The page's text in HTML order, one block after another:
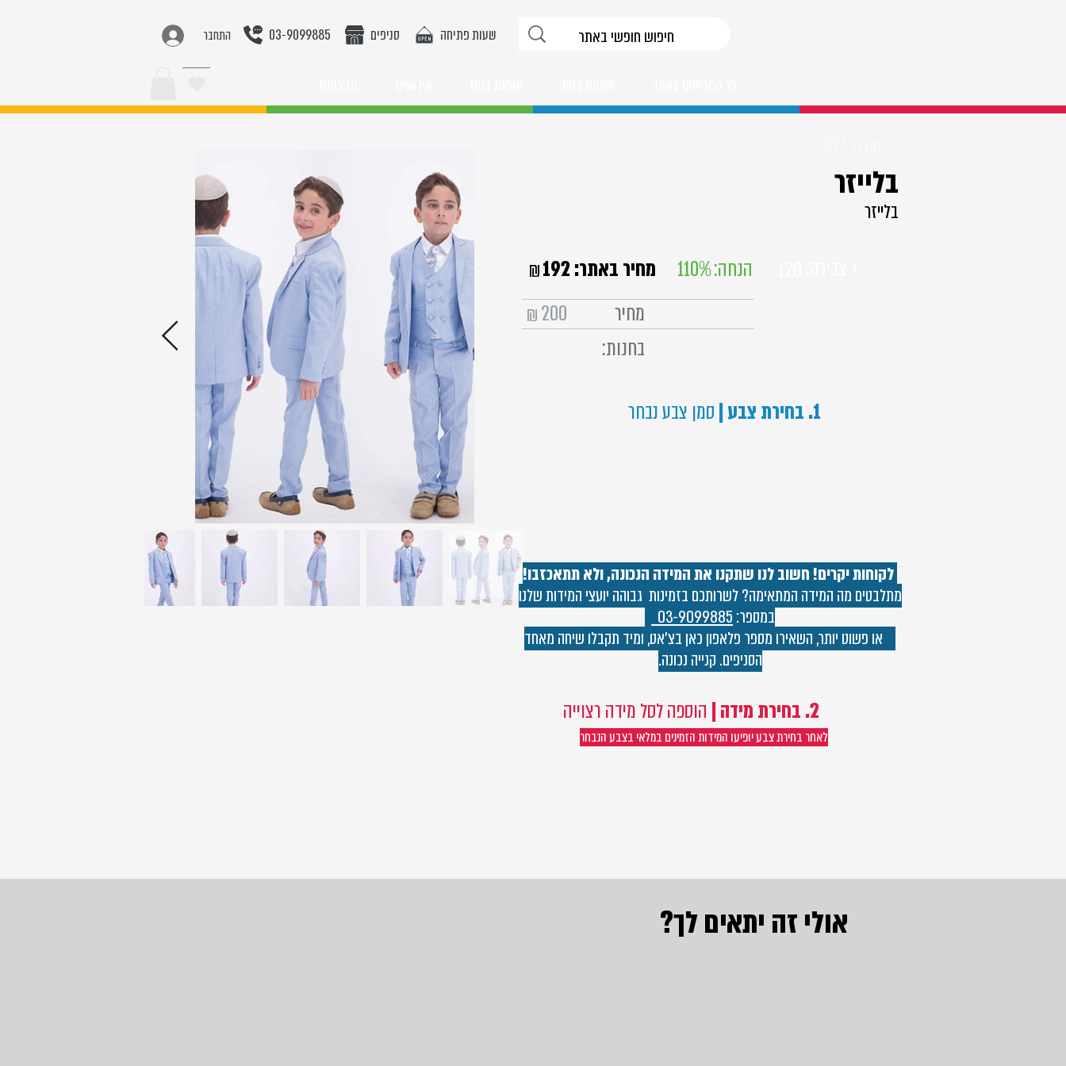
התחבר שעות פתיחה סניפים 03-9099885
₪192מחיר באתר: 110%הנחה:
בלייזר
בלייזר
₪
מחיר
בחנות:
200
1. בחירת צבע | סמן צבע נבחר
לקוחות יקרים! חשוב לנו שתקנו את המידה הנכונה, ולא תתאכזבו!
מתלבטים מה המידה המתאימה? לשרותכם בזמינות גבוהה יועצי המידות שלנו
במספר: 03-9099885
או פשוט יותר, השאירו מספר פלאפון כאן בצ'אט, ומיד תקבלו שיחה מאחד
הסניפים. קנייה נכונה.
2. בחירת מידה | הוספה לסל מידה רצוייה
לאחר בחירת צבע יופיעו המידות הזמינים במלאי בצבע הנבחר
אולי זה יתאים לך?